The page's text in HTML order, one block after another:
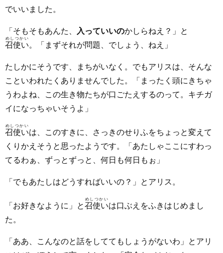
でいいました。
「そもそもあんた、 入っていいのかしらねえ？」と
召使い
めしつかい
。「まずそれが問題、でしょう、ねえ」
たしかにそうです、まちがいなく。でもアリスは、そんな
こといわれたくありませんでした。「まったく頭にきちゃ
うわよね、この生き物たちが口ごたえするのって。キチガ
イになっちゃいそうよ」
召使い
めしつかい
は、このすきに、さっきのせりふをちょっと変えて
くりかえそうと思ったようです。「あたしゃここにすわっ
てるわぁ、ずっとずっと、何日も何日もぉ」
「でもあたしはどうすればいいの？」とアリス。
「お好きなように」と召使い
めしつかい
は口ぶえをふきはじめまし
た。
「ああ、こんなのと話をしててもしょうがないわ」とアリ